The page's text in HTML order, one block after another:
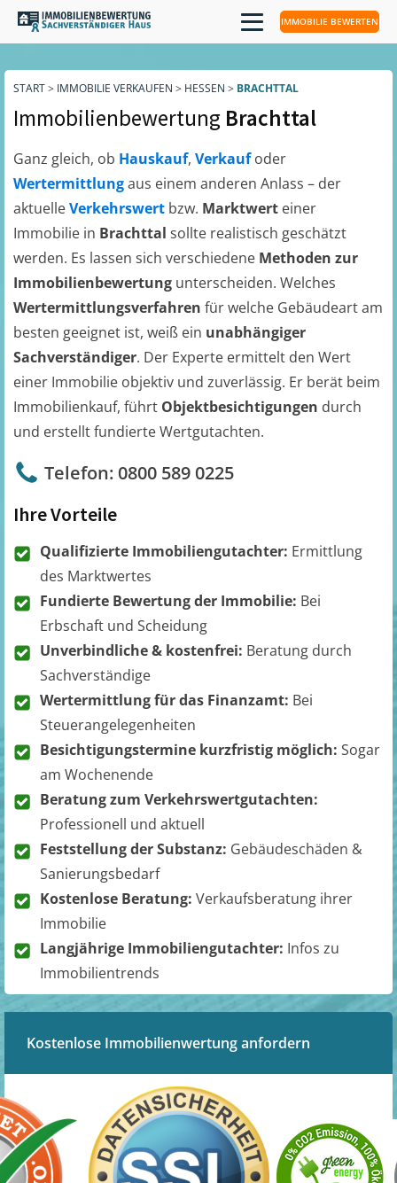
IMMOBILIE BEWERTEN
START> IMMOBILIE VERKAUFEN > HESSEN > BRACHTTAL
Immobilienbewertung Brachttal
Ganz gleich, ob Hauskauf, Verkaufoder
Wertermittlungaus einem anderen Anlass – der
aktuelleVerkehrswert bzw. Marktwert einer
Immobilie in Brachttal sollte realistisch geschätzt
werden. Es lassen sich verschiedene Methoden zur
Immobilienbewertung unterscheiden. Welches
Wertermittlungsverfahren für welche Gebäudeart am
besten geeignet ist, weiß ein unabhängiger
Sachverständiger. Der Experte ermittelt den Wert
einer Immobilie objektiv und zuverlässig. Er berät beim
Immobilienkauf, führt Objektbesichtigungen durch
und erstellt fundierte Wertgutachten.
Telefon: 0800 589 0225
Ihre Vorteile
Qualifizierte Immobiliengutachter: Ermittlung
des Marktwertes
Fundierte Bewertung der Immobilie: Bei
Erbschaft und Scheidung
Unverbindliche & kostenfrei: Beratung durch
Sachverständige
Wertermittlung für das Finanzamt: Bei
Steuerangelegenheiten
Besichtigungstermine kurzfristig möglich: Sogar
am Wochenende
Beratung zum Verkehrswertgutachten:
Professionell und aktuell
Feststellung der Substanz: Gebäudeschäden &
Sanierungsbedarf
Kostenlose Beratung: Verkaufsberatung ihrer
Immobilie
Langjährige Immobiliengutachter: Infos zu
Immobilientrends
Kostenlose Immobilienwertung anfordern